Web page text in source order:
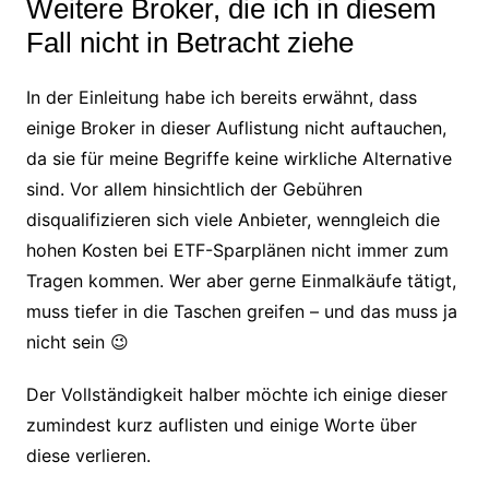
Weitere Broker, die ich in diesem
Fall nicht in Betracht ziehe
In der Einleitung habe ich bereits erwähnt, dass
einige Broker in dieser Auflistung nicht auftauchen,
da sie für meine Begriffe keine wirkliche Alternative
sind. Vor allem hinsichtlich der Gebühren
disqualifizieren sich viele Anbieter, wenngleich die
hohen Kosten bei ETF-Sparplänen nicht immer zum
Tragen kommen. Wer aber gerne Einmalkäufe tätigt,
muss tiefer in die Taschen greifen – und das muss ja
nicht sein 😉
Der Vollständigkeit halber möchte ich einige dieser
zumindest kurz auflisten und einige Worte über
diese verlieren.